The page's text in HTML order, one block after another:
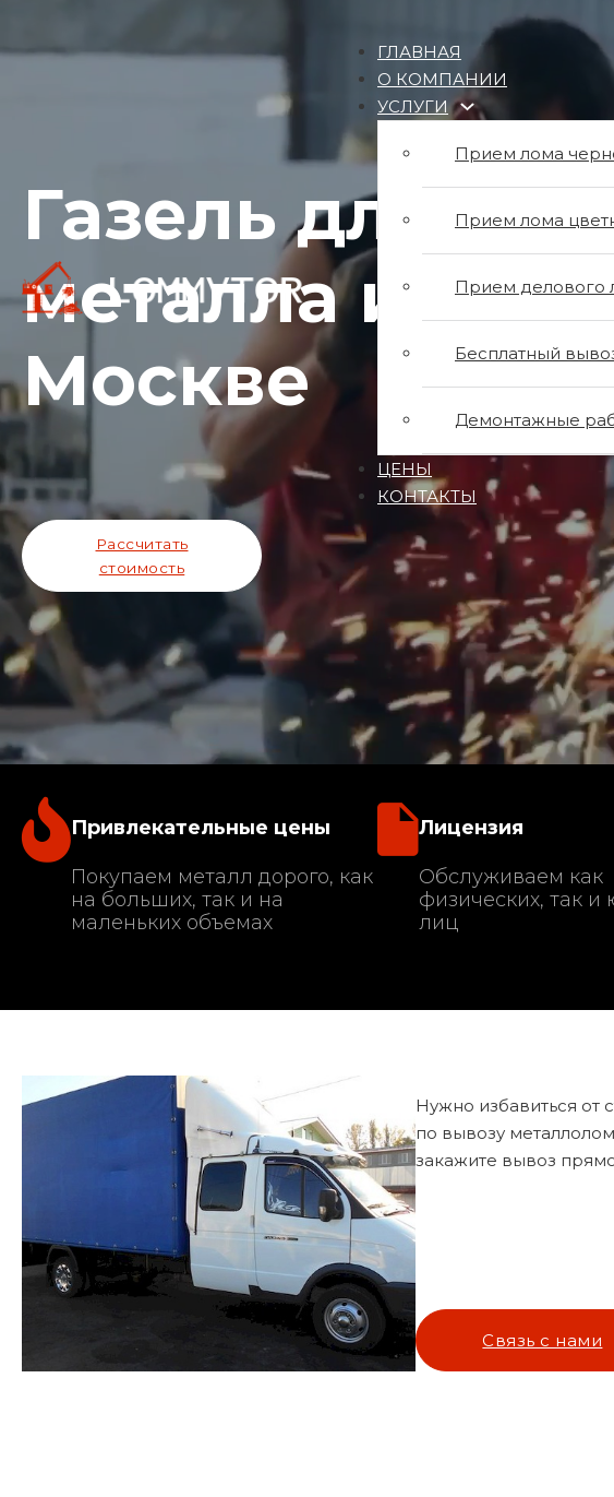
ГЛАВНАЯ
О КОМПАНИИ
УСЛУГИ
Прием лома
Прием лома
Прием делового
Бесплатный
Демонтажные
ЦЕНЫ
КОНТАКТЫ
Газель для
металла и
Москве
Рассчитать
стоимость
Привлекательные цены
Покупаем металл дорого, как
на больших, так и на
маленьких объемах
Лицензия
Обслуживаем как
физических, так и
лиц
Нужно избавиться
по вывозу
закажите вывоз
Связь с нами